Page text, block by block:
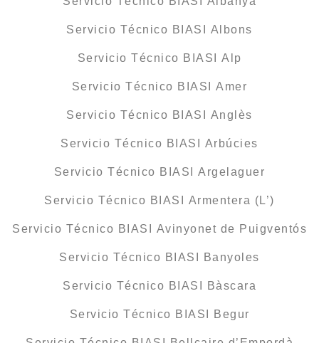
Servicio Técnico BIASI Albons
Servicio Técnico BIASI Alp
Servicio Técnico BIASI Amer
Servicio Técnico BIASI Anglès
Servicio Técnico BIASI Arbúcies
Servicio Técnico BIASI Argelaguer
Servicio Técnico BIASI Armentera (L’)
Servicio Técnico BIASI Avinyonet de Puigventós
Servicio Técnico BIASI Banyoles
Servicio Técnico BIASI Bàscara
Servicio Técnico BIASI Begur